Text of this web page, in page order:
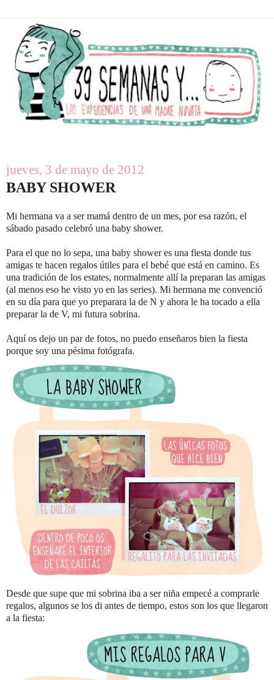
jueves, 3 de mayo de 2012
BABY SHOWER
Mi hermana va a ser mamá dentro de un mes, por esa razón, el
sábado pasado celebró una baby shower.
Para el que no lo sepa, una baby shower es una fiesta donde tus
amigas te hacen regalos útiles para el bebé que está en camino. Es
una tradición de los estates, normalmente allí la preparan las amigas
(al menos eso he visto yo en las series). Mi hermana me convenció
en su día para que yo preparara la de N y ahora le ha tocado a ella
preparar la de V, mi futura sobrina.
Aquí os dejo un par de fotos, no puedo enseñaros bien la fiesta
porque soy una pésima fotógrafa.
Desde que supe que mi sobrina iba a ser niña empecé a comprarle
regalos, algunos se los di antes de tiempo, estos son los que llegaron
a la fiesta: